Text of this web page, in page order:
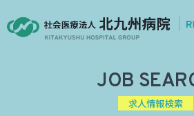
JOB
求人情報検索